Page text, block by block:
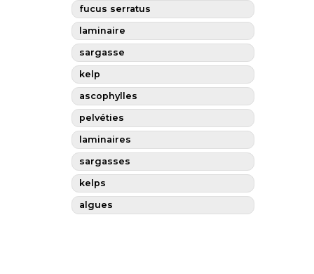
fucus serratus
laminaire
sargasse
kelp
ascophylles
pelvéties
laminaires
sargasses
kelps
algues